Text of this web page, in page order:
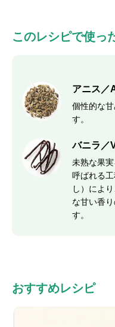
このレシピで使っ
アニス／
個性的な
す。
バニラ／
未熟な果
呼ばれる
し）によ
な甘い香
す。
おすすめレシピ